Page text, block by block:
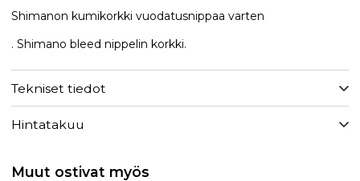
Shimanon kumikorkki vuodatusnippaa varten
. Shimano bleed nippelin korkki.
Tekniset tiedot
Hintatakuu
Muut ostivat myös